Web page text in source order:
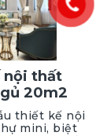
nội thất
20m2
thiết kế nội
mini, biệt